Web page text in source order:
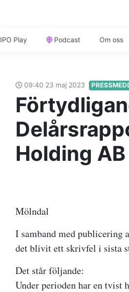
IPO Play Podcast Om oss
09:40 23 maj 2023
Holding
I samband med publicering
det blivit ett skrivfel i sista
Det står följande:
Under perioden har en tvist